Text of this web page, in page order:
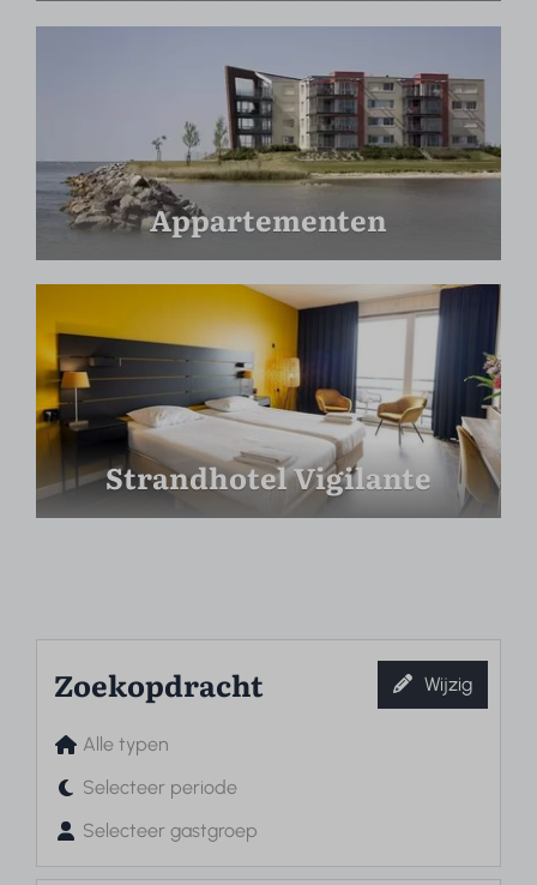
Appartementen
Strandhotel Vigilante
Zoekopdracht Wijzig
Alle typen
Selecteer periode
Selecteer gastgroep